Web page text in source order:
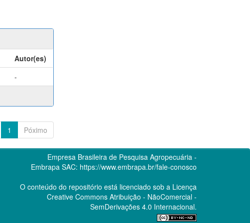
Autor(es)
-
1 Póximo
Empresa Brasileira de Pesquisa Agropecuária -
Embrapa SAC: https://www.embrapa.br/fale-conosco
O conteúdo do repositório está licenciado sob a Licença
Creative CommonsAtribuição - NãoComercial -
SemDerivações 4.0 Internacional.